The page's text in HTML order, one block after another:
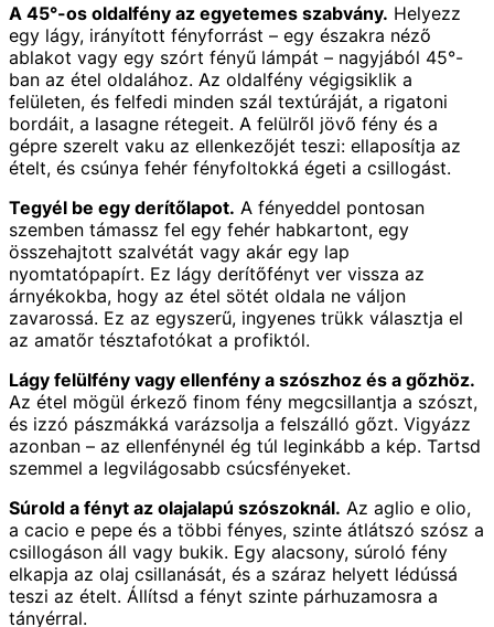
A 45°-os oldalfény az egyetemes szabvány. Helyezz
egy lágy, irányított fényforrást – egy északra néző
ablakot vagy egy szórt fényű lámpát – nagyjából 45°-
ban az étel oldalához. Az oldalfény végigsiklik a
felületen, és felfedi minden szál textúráját, a rigatoni
bordáit, a lasagne rétegeit. A felülről jövő fény és a
gépre szerelt vaku az ellenkezőjét teszi: ellaposítja az
ételt, és csúnya fehér fényfoltokká égeti a csillogást.
Tegyél be egy derítőlapot. A fényeddel pontosan
szemben támassz fel egy fehér habkartont, egy
összehajtott szalvétát vagy akár egy lap
nyomtatópapírt. Ez lágy derítőfényt ver vissza az
árnyékokba, hogy az étel sötét oldala ne váljon
zavarossá. Ez az egyszerű, ingyenes trükk választja el
az amatőr tésztafotókat a profiktól.
Lágy felülfény vagy ellenfény a szószhoz és a gőzhöz.
Az étel mögül érkező finom fény megcsillantja a szószt,
és izzó pászmákká varázsolja a felszálló gőzt. Vigyázz
azonban – az ellenfénynél ég túl leginkább a kép. Tartsd
szemmel a legvilágosabb csúcsfényeket.
Súrold a fényt az olajalapú szószoknál. Az aglio e olio,
a cacio e pepe és a többi fényes, szinte átlátszó szósz a
csillogáson áll vagy bukik. Egy alacsony, súroló fény
elkapja az olaj csillanását, és a száraz helyett lédússá
teszi az ételt. Állítsd a fényt szinte párhuzamosra a
tányérral.